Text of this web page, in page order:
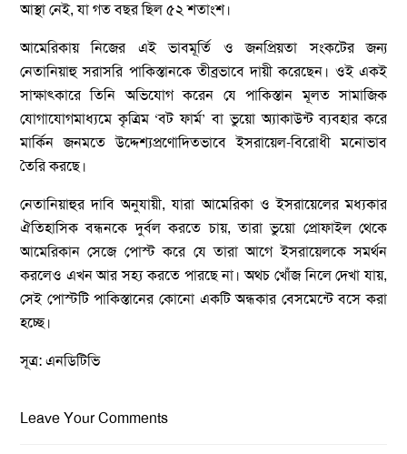
আস্থা নেই, যা গত বছর ছিল ৫২ শতাংশ।
আমেরিকায় নিজের এই ভাবমূর্তি ও জনপ্রিয়তা সংকটের জন্য
নেতানিয়াহু সরাসরি পাকিস্তানকে তীব্রভাবে দায়ী করেছেন। ওই একই
সাক্ষাৎকারে তিনি অভিযোগ করেন যে পাকিস্তান মূলত সামাজিক
যোগাযোগমাধ্যমে কৃত্রিম ‘বট ফার্ম’ বা ভুয়ো অ্যাকাউন্ট ব্যবহার করে
মার্কিন জনমতে উদ্দেশ্যপ্রণোদিতভাবে ইসরায়েল-বিরোধী মনোভাব
তৈরি করছে।
নেতানিয়াহুর দাবি অনুযায়ী, যারা আমেরিকা ও ইসরায়েলের মধ্যকার
ঐতিহাসিক বন্ধনকে দুর্বল করতে চায়, তারা ভুয়ো প্রোফাইল থেকে
আমেরিকান সেজে পোস্ট করে যে তারা আগে ইসরায়েলকে সমর্থন
করলেও এখন আর সহ্য করতে পারছে না। অথচ খোঁজ নিলে দেখা যায়,
সেই পোস্টটি পাকিস্তানের কোনো একটি অন্ধকার বেসমেন্টে বসে করা
হচ্ছে।
সূত্র: এনডিটিভি
Leave Your Comments